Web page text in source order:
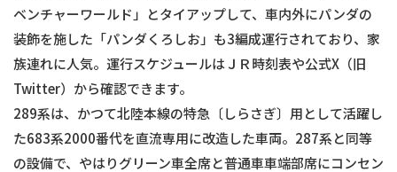
ベンチャーワールド」とタイアップして、車内外にパンダの
装飾を施した「パンダくろしお」も3編成運行されており、家
族連れに人気。運行スケジュールはＪＲ時刻表や公式X（旧
Twitter）から確認できます。
289系は、かつて北陸本線の特急〔しらさぎ〕用として活躍し
た683系2000番代を直流専用に改造した車両。287系と同等
の設備で、やはりグリーン車全席と普通車車端部席にコンセン